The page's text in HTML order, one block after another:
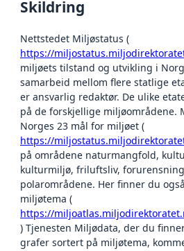
Skildring
Nettstedet Miljøstatus (
https://
miljøets tilstand og utvikling i
samarbeid mellom flere statlige
er ansvarlig redaktør. De ulike
på de forskjellige miljøområdene.
Norges 23 mål for miljøet (
https://
på områdene naturmangfold,
kulturmiljø, friluftsliv,
polarområdene. Her finner du
miljøtema (
https://
) Tjenesten Miljødata, der du
grafer sortert på miljøtema,